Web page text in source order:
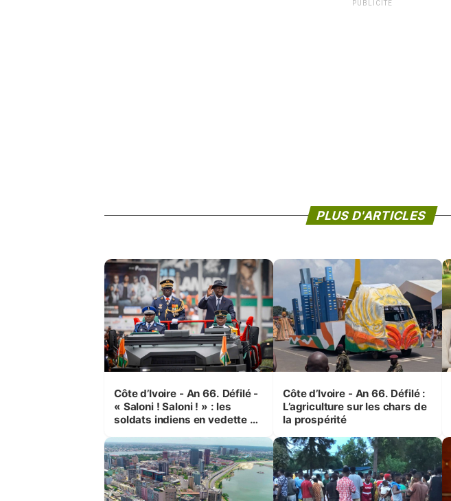
PUBLICITÉ
PLUS D'ARTICLES
Côte d’Ivoire - An 66. Défilé -
« Saloni ! Saloni ! » : les
soldats indiens en vedette à
Côte d’Ivoire - An 66. Défilé :
L’agriculture sur les chars de
la prospérité